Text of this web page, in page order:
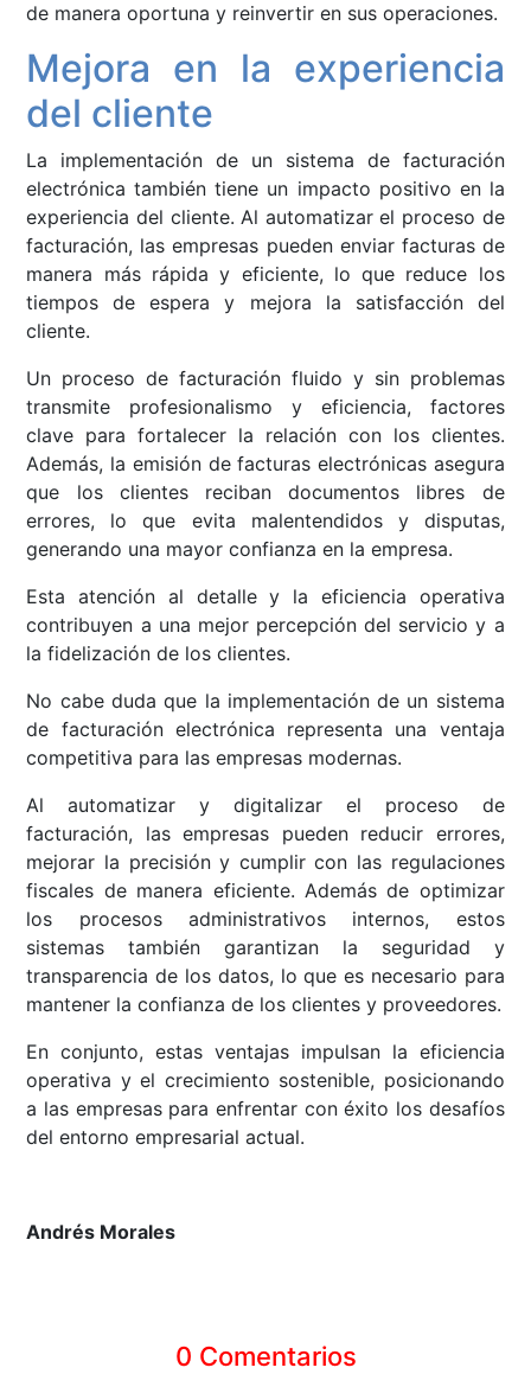
de manera oportuna y reinvertir en sus operaciones.
Mejora en la experiencia
del cliente
La implementación de un sistema de facturación
electrónica también tiene un impacto positivo en la
experiencia del cliente. Al automatizar el proceso de
facturación, las empresas pueden enviar facturas de
manera más rápida y eficiente, lo que reduce los
tiempos de espera y mejora la satisfacción del
cliente.
Un proceso de facturación fluido y sin problemas
transmite profesionalismo y eficiencia, factores
clave para fortalecer la relación con los clientes.
Además, la emisión de facturas electrónicas asegura
que los clientes reciban documentos libres de
errores, lo que evita malentendidos y disputas,
generando una mayor confianza en la empresa.
Esta atención al detalle y la eficiencia operativa
contribuyen a una mejor percepción del servicio y a
la fidelización de los clientes.
No cabe duda que la implementación de un sistema
de facturación electrónica representa una ventaja
competitiva para las empresas modernas.
Al automatizar y digitalizar el proceso de
facturación, las empresas pueden reducir errores,
mejorar la precisión y cumplir con las regulaciones
fiscales de manera eficiente. Además de optimizar
los procesos administrativos internos, estos
sistemas también garantizan la seguridad y
transparencia de los datos, lo que es necesario para
mantener la confianza de los clientes y proveedores.
En conjunto, estas ventajas impulsan la eficiencia
operativa y el crecimiento sostenible, posicionando
a las empresas para enfrentar con éxito los desafíos
del entorno empresarial actual.
Andrés Morales
0 Comentarios